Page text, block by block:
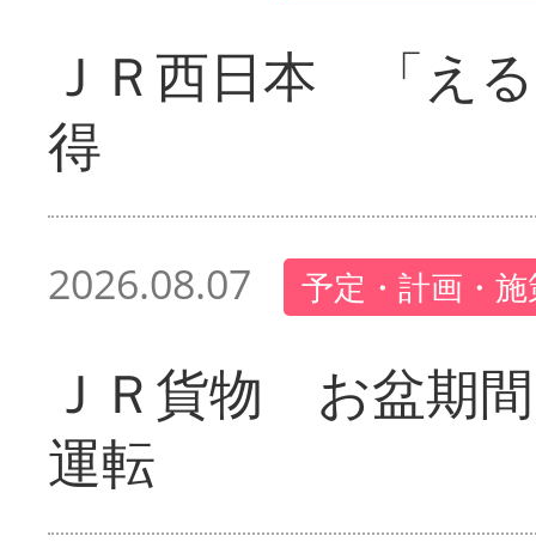
ＪＲ西日本 「え
得
2026.08.07 予定・計画・
ＪＲ貨物 お盆期
運転